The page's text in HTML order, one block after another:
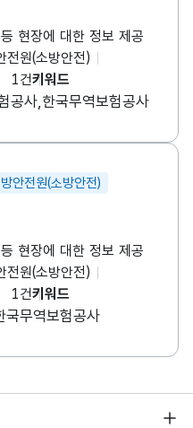
현장에 대한 정보 제공
전원(소방안전)
1건키워드
공사,한국무역보험공사
안전원(소방안전)
현장에 대한 정보 제공
전원(소방안전)
1건키워드
무역보험공사